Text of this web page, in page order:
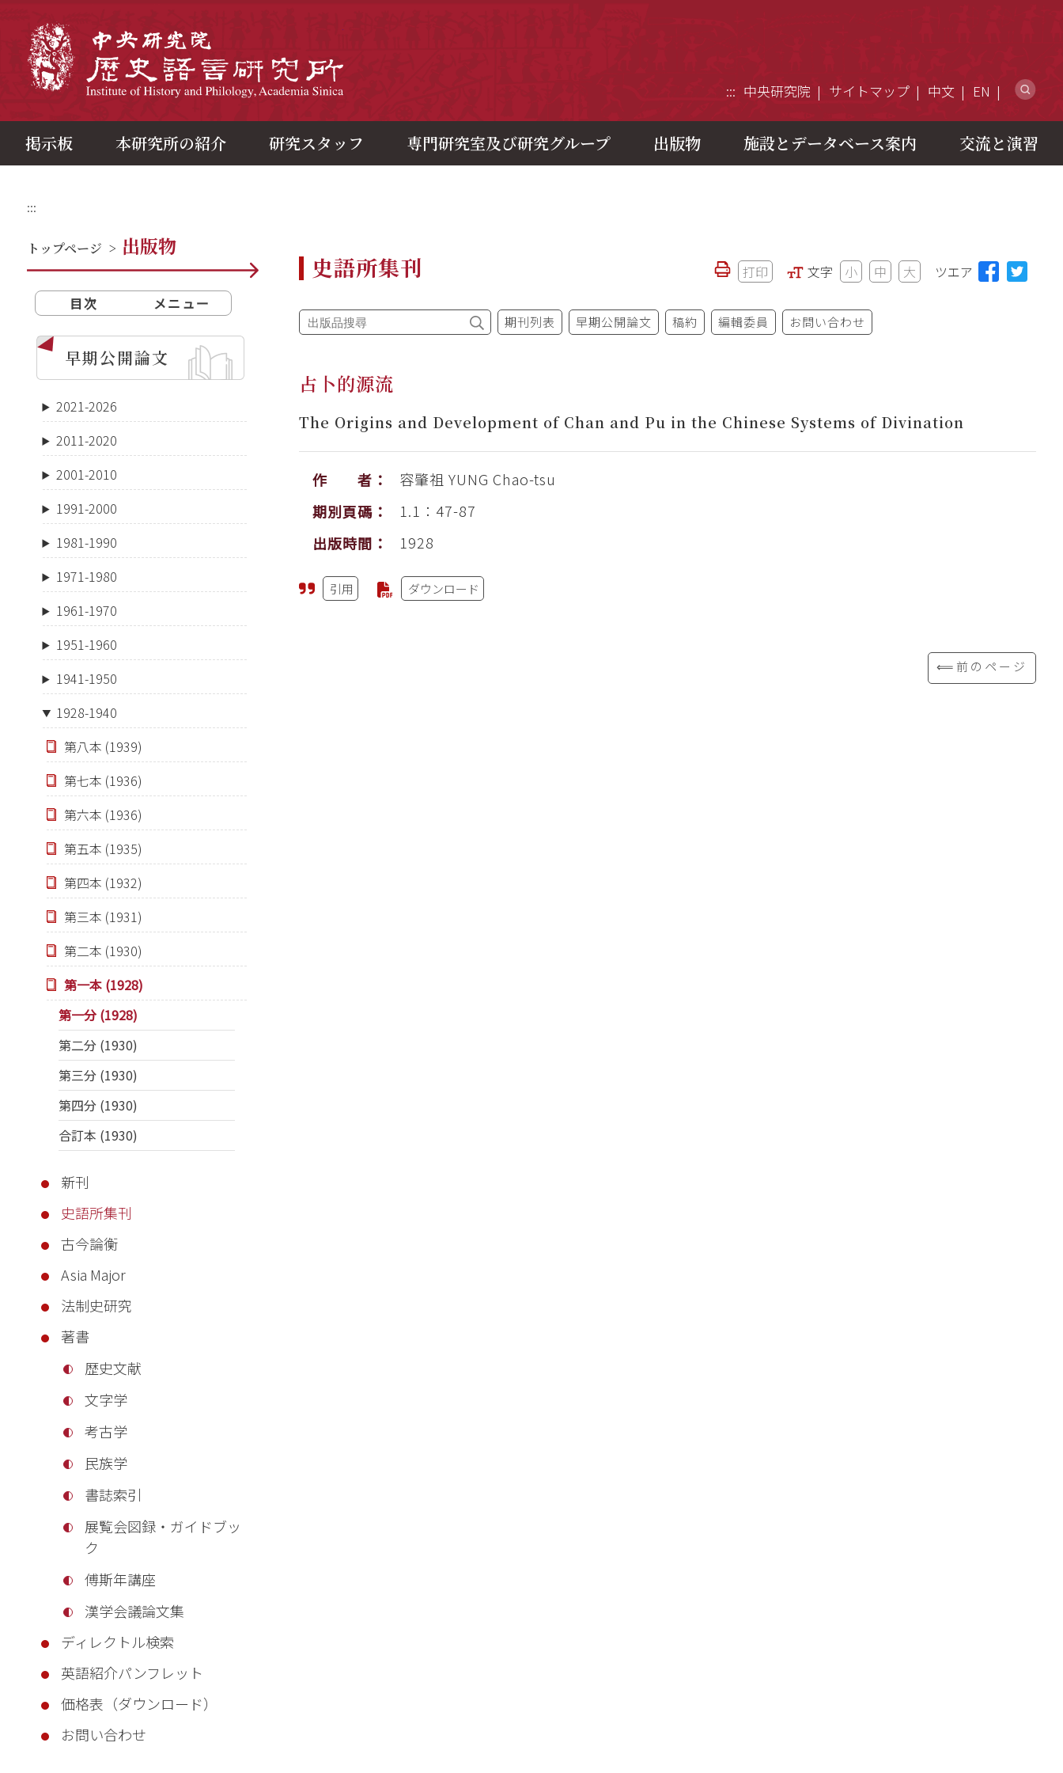
::: 中央研究院 サイトマップ 中文 EN
掲示板 本研究所の紹介 研究スタッフ 専門研究室及び研究グループ 出版物 施設とデータベース案内 交流と演習
:::
トップページ > 出版物
目次 メニュー
早期公開論文
2021-2026
2011-2020
2001-2010
1991-2000
1981-1990
1971-1980
1961-1970
1951-1960
1941-1950
1928-1940
第八本 (1939)
第七本 (1936)
第六本 (1936)
第五本 (1935)
第四本 (1932)
第三本 (1931)
第二本 (1930)
第一本 (1928)
第一分 (1928)
第二分 (1930)
第三分 (1930)
第四分 (1930)
合訂本 (1930)
新刊
史語所集刊
古今論衡
Asia Major
法制史研究
著書
歴史文献
文字学
考古学
民族学
書誌索引
展覧会図録・ガイドブッ
ク
傅斯年講座
漢学会議論文集
ディレクトル検索
英語紹介パンフレット
価格表（ダウンロード）
お問い合わせ
史語所集刊 打印 文字 小 中 大 ツエア
期刊列表 早期公開論文 稿約 編輯委員 お問い合わせ
占卜的源流
The Origins and Development of Chan and Pu in the Chinese Systems of Divination
作 者： 容肇祖YUNG Chao-tsu
期別頁碼：
1.1：47-87
出版時間：
1928
引用 ダウンロード
⟸前のページ